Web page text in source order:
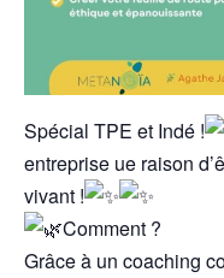
Spécial TPE et Indé !
entreprise ue raison
vivant !
Comment ?
Grâce à un coaching